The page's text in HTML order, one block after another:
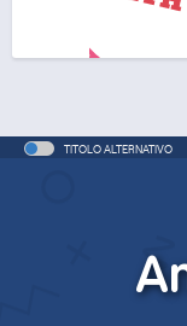
TITOLO ALTERNATIVO